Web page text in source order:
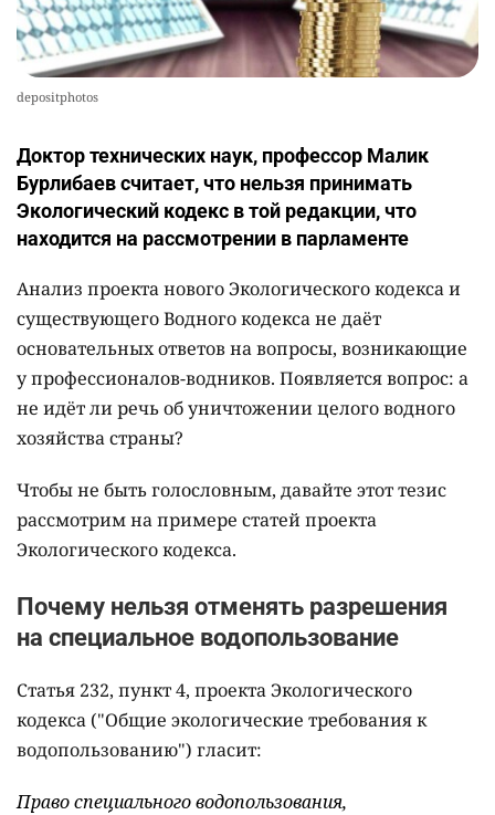
depositphotos
Доктор технических наук, профессор Малик
Бурлибаев считает, что нельзя принимать
Экологический кодекс в той редакции, что
находится на рассмотрении в парламенте
Анализ проекта нового Экологического кодекса и
существующего Водного кодекса не даёт
основательных ответов на вопросы, возникающие
у профессионалов-водников. Появляется вопрос: а
не идёт ли речь об уничтожении целого водного
хозяйства страны?
Чтобы не быть голословным, давайте этот тезис
рассмотрим на примере статей проекта
Экологического кодекса.
Почему нельзя отменять разрешения
на специальное водопользование
Статья 232, пункт 4, проекта Экологического
кодекса ("Общие экологические требования к
водопользованию") гласит:
Право специального водопользования,